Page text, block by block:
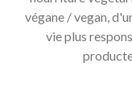
végane / vegan,
vie plus